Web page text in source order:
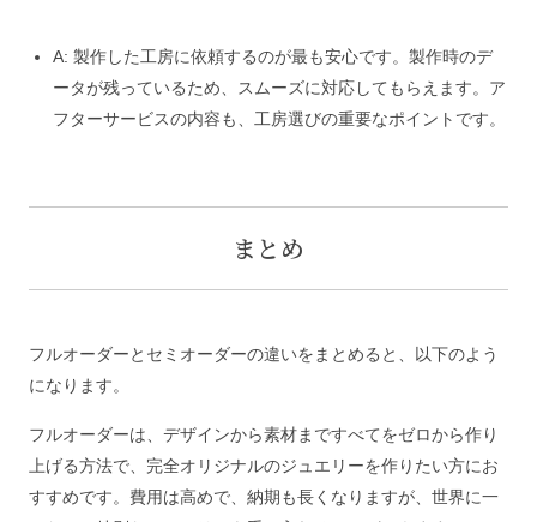
A: 製作した工房に依頼するのが最も安心です。製作時のデ
ータが残っているため、スムーズに対応してもらえます。ア
フターサービスの内容も、工房選びの重要なポイントです。
まとめ
フルオーダーとセミオーダーの違いをまとめると、以下のよう
になります。
フルオーダーは、デザインから素材まですべてをゼロから作り
上げる方法で、完全オリジナルのジュエリーを作りたい方にお
すすめです。費用は高めで、納期も長くなりますが、世界に一